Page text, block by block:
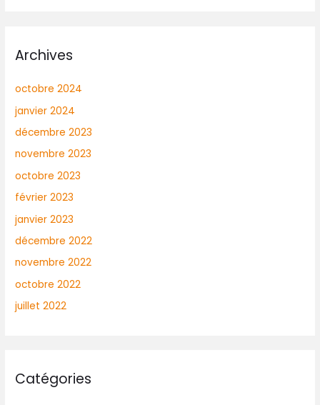
Archives
octobre 2024
janvier 2024
décembre 2023
novembre 2023
octobre 2023
février 2023
janvier 2023
décembre 2022
novembre 2022
octobre 2022
juillet 2022
Catégories